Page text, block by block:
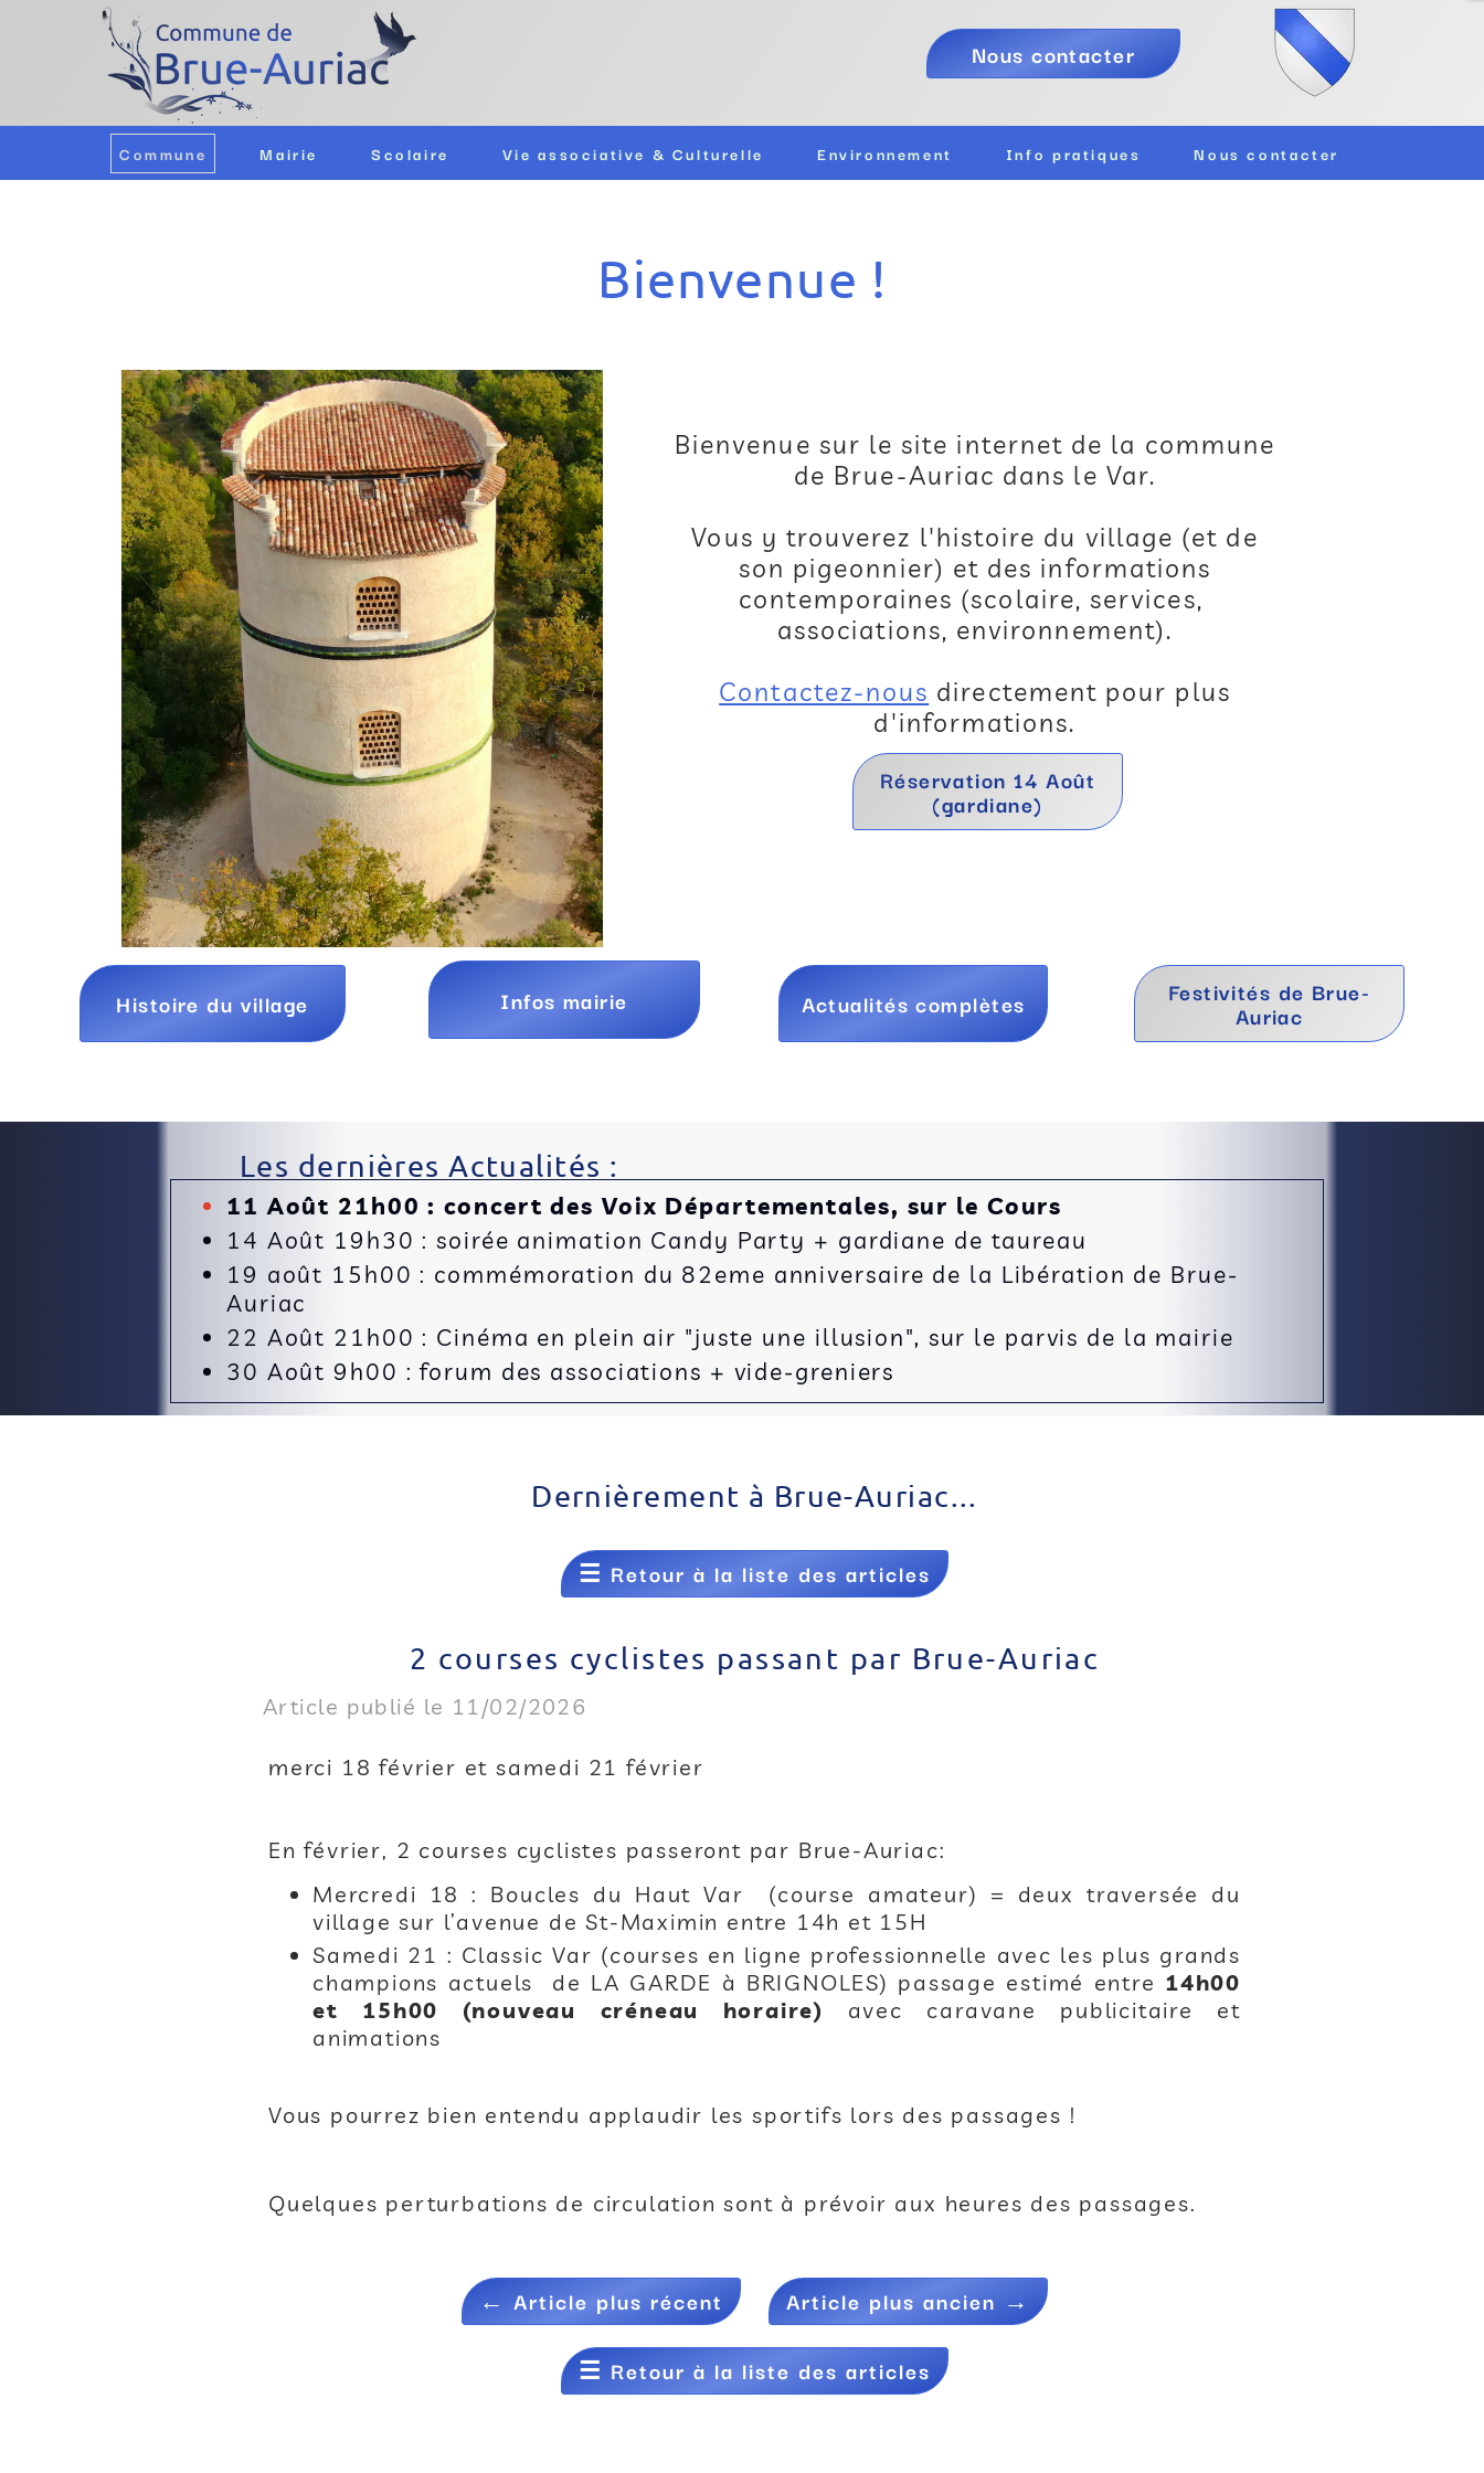
Commune Mairie Scolaire Vie associative & Culturelle Environnement Info pratiques Nous contacter
Nous contacter
Bienvenue !
Bienvenue sur le site internet de la commune
de Brue-Auriac dans le Var.
Vous y trouverez l'histoire du village (et de
son pigeonnier) et des informations
contemporaines (scolaire, services,
associations, environnement).
Contactez-nous directement pour plus
d'informations.
Réservation 14 Août
(gardiane)
Infos mairie
Histoire du village Actualités complètes Festivités de Brue-
Auriac
Les dernières Actualités :
11 Août 21h00 : concert des Voix Départementales, sur le Cours
14 Août 19h30 : soirée animation Candy Party + gardiane de taureau
19 août 15h00 : commémoration du 82eme anniversaire de la Libération de Brue-
Auriac
22 Août 21h00 : Cinéma en plein air "juste une illusion", sur le parvis de la mairie
30 Août 9h00 : forum des associations + vide-greniers
Dernièrement à Brue-Auriac...
☰ Retour à la liste des articles
2 courses cyclistes passant par Brue-Auriac
Article publié le 11/02/2026
merci 18 février et samedi 21 février
En février, 2 courses cyclistes passeront par Brue-Auriac:
Mercredi 18 : Boucles du Haut Var (course amateur) = deux traversée du
village sur l’avenue de St-Maximin entre 14h et 15H
Samedi 21 : Classic Var (courses en ligne professionnelle avec les plus grands
champions actuels de LA GARDE à BRIGNOLES) passage estimé entre 14h00
et 15h00 (nouveau créneau horaire) avec caravane publicitaire et
animations
Vous pourrez bien entendu applaudir les sportifs lors des passages !
Quelques perturbations de circulation sont à prévoir aux heures des passages.
←Article plus récent Article plus ancien →
☰ Retour à la liste des articles